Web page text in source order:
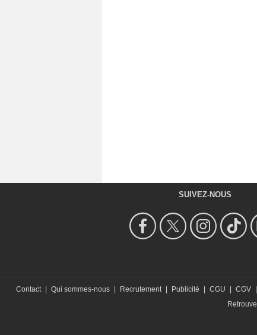
SUIVEZ-NOUS
Contact Qui sommes-nous Recrutement Publicité CGU CGV